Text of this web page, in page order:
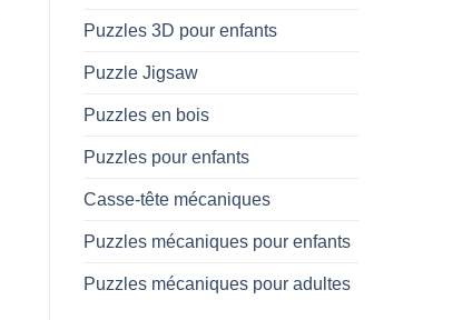
Puzzles 3D pour enfants
Puzzle Jigsaw
Puzzles en bois
Puzzles pour enfants
Casse-tête mécaniques
Puzzles mécaniques pour enfants
Puzzles mécaniques pour adultes